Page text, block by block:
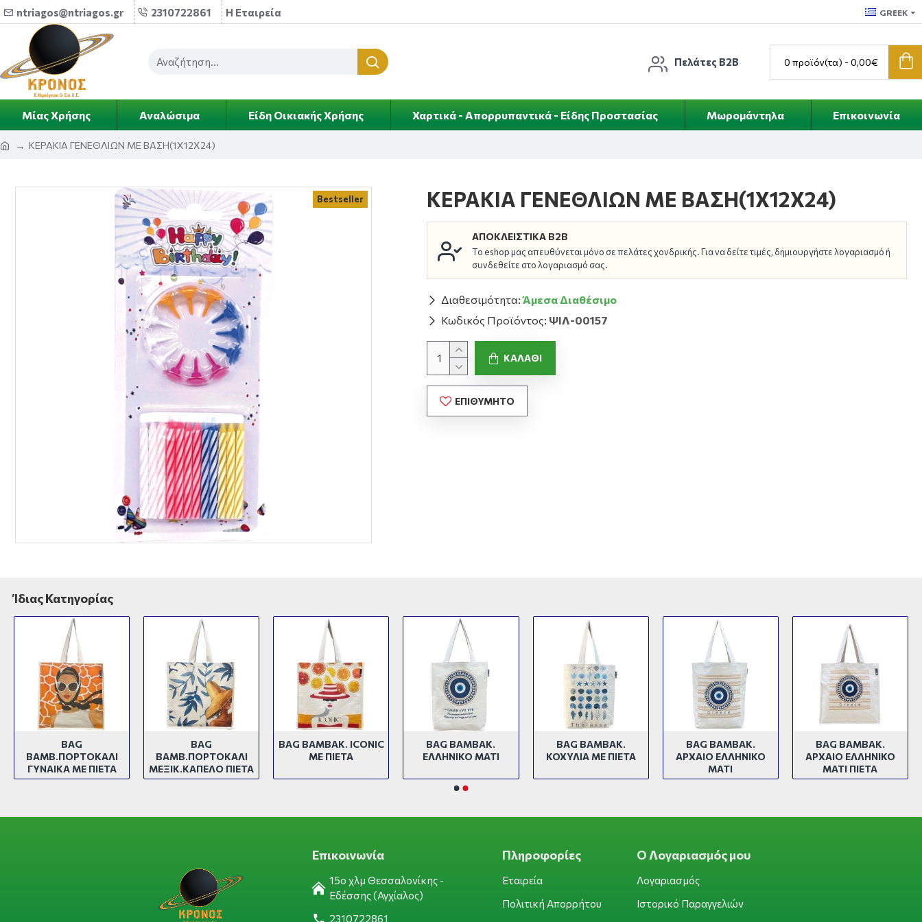
ntriagos@ntriagos.gr 2310722861 Η Εταιρεία GREEK
Πελάτες B2B 0 προϊόν(τα) - 0,00€
Μίας Χρήσης Αναλώσιμα Είδη Οικιακής Χρήσης Χαρτικά - Απορρυπαντικά - Είδης Προστασίας Μωρομάντηλα Επικοινωνία
ΚΕΡΑΚΙΑ ΓΕΝΕΘΛΙΩΝ ΜΕ ΒΑΣΗ(1Χ12Χ24)
Bestseller ΚΕΡΑΚΙΑ ΓΕΝΕΘΛΙΩΝ ΜΕ ΒΑΣΗ(1Χ12Χ24)
ΑΠΟΚΛΕΙΣΤΙΚΆ B2B
Το eshop μας απευθύνεται μόνο σε πελάτες χονδρικής. Για να δείτε τιμές, δημιουργήστε λογαριασμό ή
συνδεθείτε στο λογαριασμό σας.
Διαθεσιμότητα: Άμεσα Διαθέσιμο
Κωδικός Προϊόντος: ΨΙΛ-00157
ΚΑΛΆΘΙ
ΕΠΙΘΥΜΗΤΌ
Ίδιας Κατηγορίας
BAG
ΒΑΜΒ.ΠΟΡΤΟΚΑΛΙ
ΓΥΝΑΙΚΑ ΜΕ ΠΙΕΤΑ
BAG
ΒΑΜΒ.ΠΟΡΤΟΚΑΛΙ
ΜΕΞΙΚ.ΚΑΠΕΛΟ ΠΙΕΤΑ
BAG ΒΑΜΒΑΚ. ICONIC
ΜΕ ΠΙΕΤΑ
BAG ΒΑΜΒΑΚ.
ΕΛΛΗΝΙΚΟ ΜΑΤΙ
BAG ΒΑΜΒΑΚ.
ΚΟΧΥΛΙΑ ΜΕ ΠΙΕΤΑ
BAG BAMBAK.
ΑΡΧΑΙΟ ΕΛΛΗΝΙΚΟ
ΜΑΤΙ
BAG BAMBAK.
ΑΡΧΑΙΟ ΕΛΛΗΝΙΚΟ
ΜΑΤΙ ΠΙΕΤΑ
Επικοινωνία
15ο χλμ Θεσσαλονίκης -
Εδέσσης (Αγχίαλος)
2310722861
Πληροφορίες
Εταιρεία
Πολιτική Απορρήτου
Ο Λογαριασμός μου
Λογαριασμός
Ιστορικό Παραγγελιών